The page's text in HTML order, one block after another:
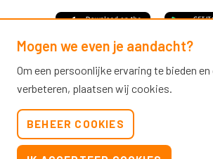
Mogen we even je aandacht?
Om een persoonlijke ervaring te bieden
verbeteren, plaatsen wij cookies.
BEHEER COOKIES